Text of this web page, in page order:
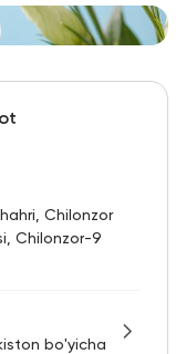
Chilonzor
Chilonzor-9
bo'yicha